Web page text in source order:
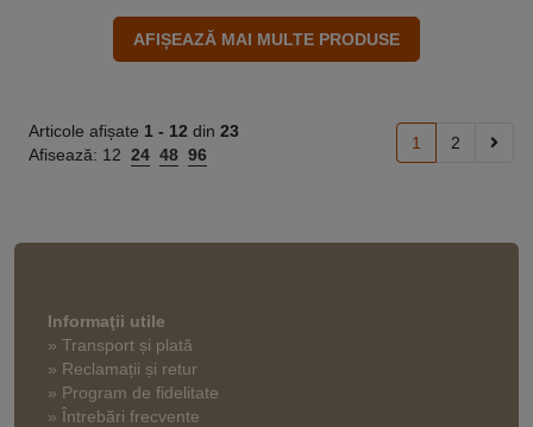
Articole afișate 1 - 12 din 23
Afisează: 12 24 48 96
1 2
Informaţii utile
» Transport și plată
» Reclamații și retur
» Program de fidelitate
» Întrebări frecvente